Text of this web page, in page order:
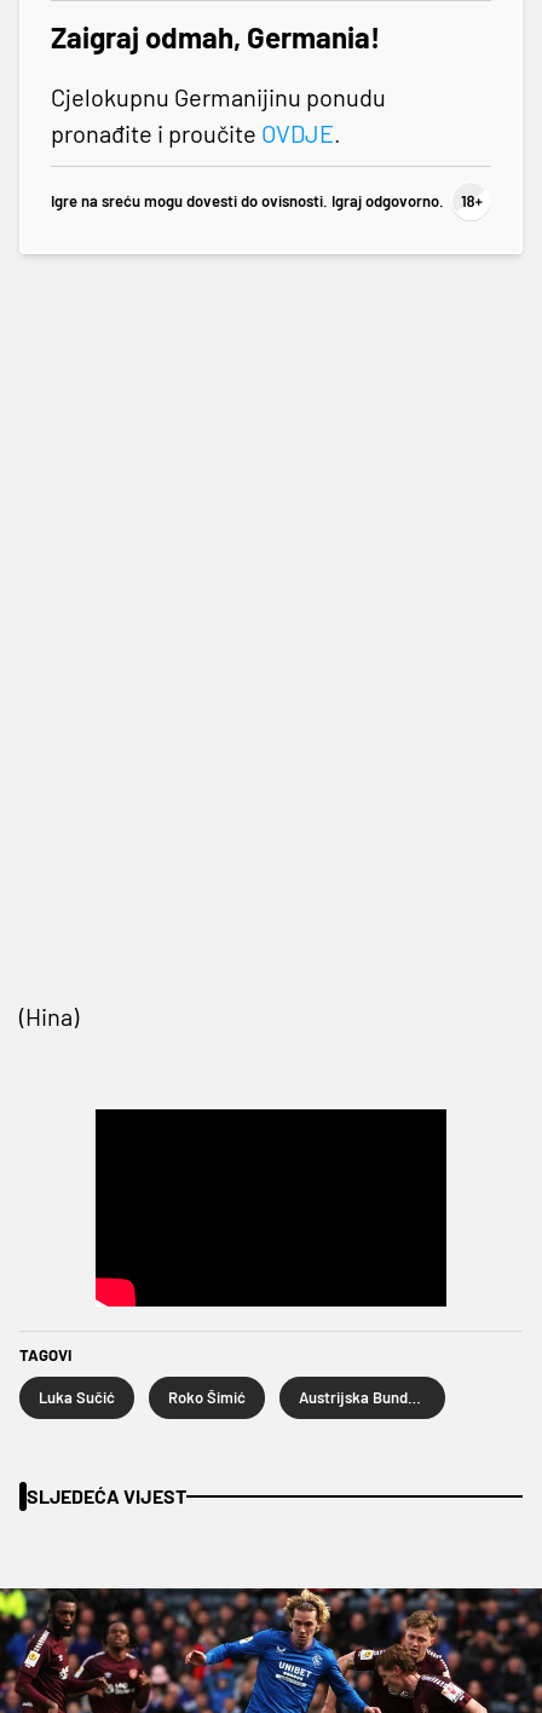
Zaigraj odmah, Germania!
Cjelokupnu Germanijinu ponudu
pronađite i proučite OVDJE.
Igre na sreću mogu dovesti do ovisnosti. Igraj odgovorno.
(Hina)
TAGOVI
Luka Sučić Roko Šimić
SLJEDEĆA VIJEST